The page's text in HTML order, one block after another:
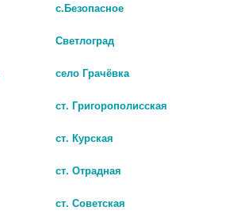
ПУСТЫШКИ СЛОНИК, С
002-G
282
В КОРЗИНУ
с.Безопасное
Светлоград
село Грачёвка
ст. Григорополисская
ст. Курская
ст. Отрадная
ст. Советская